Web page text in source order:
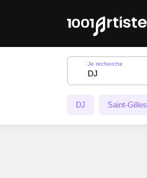
Je recherche
DJ Saint-Gilles